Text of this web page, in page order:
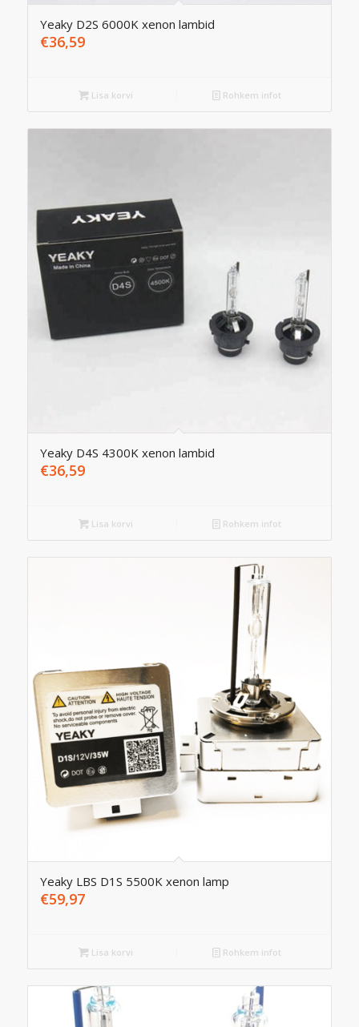
Yeaky D2S 6000K xenon lambid
€36,59
Lisa korvi Rohkem infot
Yeaky D4S 4300K xenon lambid
€36,59
Lisa korvi Rohkem infot
Yeaky LBS D1S 5500K xenon lamp
€59,97
Lisa korvi Rohkem infot